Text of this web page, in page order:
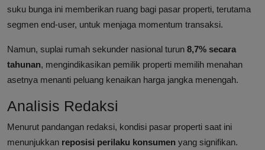
suku bunga ini memberikan ruang bagi pasar properti, terutama
segmen end-user, untuk menjaga momentum transaksi.
Namun, suplai rumah sekunder nasional turun 8,7% secara
tahunan, mengindikasikan pemilik properti memilih menahan
asetnya menanti peluang kenaikan harga jangka menengah.
Analisis Redaksi
Menurut pandangan redaksi, kondisi pasar properti saat ini
menunjukkan reposisi perilaku konsumen yang signifikan.